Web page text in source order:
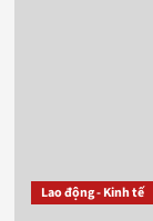
Lao động - Kinh tế